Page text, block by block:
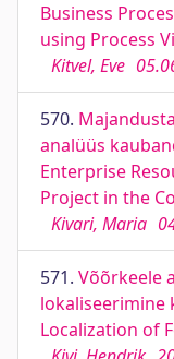
Business
using Process
Kitvel, Eve
570.
analüüs
Enterprise
Project in the
Kivari, Maria
571. Võõrkeele
lokaliseerimine
Localization of